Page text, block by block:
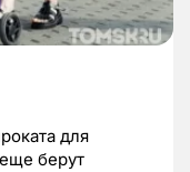
для
берут